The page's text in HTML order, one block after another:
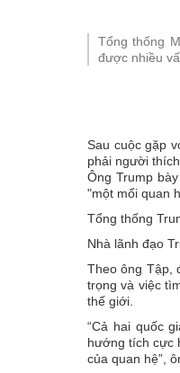
Tổng thống
được nhiều
Sau cuộc gặp
phải người
Ông Trump
"một mối quan
Tổng thống
Nhà lãnh đạo
Theo ông Tập,
trọng và việc
thế giới.
“Cả hai quốc
hướng tích cực
của quan hệ”,